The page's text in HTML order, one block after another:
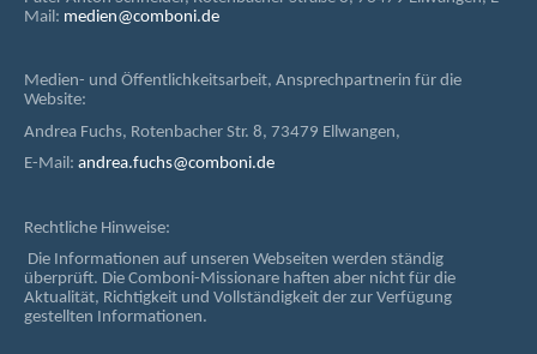
Mail: medien@comboni.de
Medien- und Öffentlichkeitsarbeit, Ansprechpartnerin für die
Website:
Andrea Fuchs, Rotenbacher Str. 8, 73479 Ellwangen,
E-Mail: andrea.fuchs@comboni.de
Rechtliche Hinweise:
Die Informationen auf unseren Webseiten werden ständig
überprüft. Die Comboni-Missionare haften aber nicht für die
Aktualität, Richtigkeit und Vollständigkeit der zur Verfügung
gestellten Informationen.